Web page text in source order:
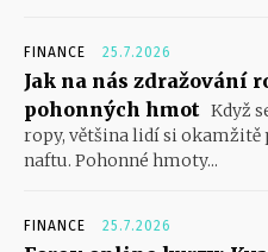
FINANCE 25.7.2026
Jak na nás zdražování
pohonných hmot Když
ropy, většina lidí si okamžitě
naftu. Pohonné hmoty...
FINANCE 25.7.2026